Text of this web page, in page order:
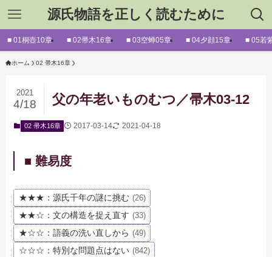
源氏物語を正しく読むために
■ 01桐壺10章 ■ 02帚木16章 ■ 03空蝉05章 ■ 04夕顔15章 ■ 05若
ホーム 02 帚木16章
父の年老いものむつ／帚木03-12
2021
4/18
02 帚木16章 2017-03-14 2021-04-18
■ 難易度
★★★：源氏千年の謎に挑む (26)
★★☆：文の構造を捉え直す (33)
★☆☆：語義の洗い直しから (49)
☆☆☆：特別な問題点はない (842)